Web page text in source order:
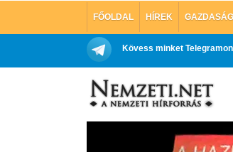
FŐOLDAL HÍREK GAZDASÁG
Kövess minket